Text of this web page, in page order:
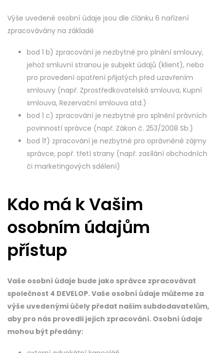
Výše uvedené osobní údaje jsou dle článku 6 nařízení
zpracovávány na základě
bod 1 b) zpracování je nezbytné pro plnění smlouvy,
jehož smluvní stranou je subjekt údajů (klient), nebo
pro provedení opatření přijatých před uzavřením
smlouvy (např. Zprostředkovatelská smlouva, Kupní
smlouva, Rezervační smlouva atd.)
bod 1 c) zpracování je nezbytné pro splnění právních
povinností správce (např. Zákon č. 253/2008 Sb.)
bod 1f) zpracování je nezbytné pro oprávněné zájmy
správce, popř. třetí strany (např. zasílání obchodních
či marketingových sdělení)
Kdo má k Vašim
osobním údajům
přístup
Vaše osobní údaje bude jako správce zpracovávat
společnost 4 DEVELOP. Vaše osobní údaje můžeme za
výše uvedenými účely předat našim subdodavatelům,
aby pro nás provedli jejich zpracování. Osobní údaje
mohou být předány: